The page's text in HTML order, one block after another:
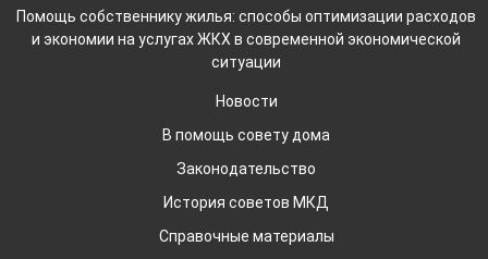
Помощь собственнику жилья: способы оптимизации расходов
и экономии на услугах ЖКХ в современной экономической
ситуации
Новости
В помощь совету дома
Законодательство
История советов МКД
Справочные материалы